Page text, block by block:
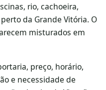
rio, cachoeira,
da Grande Vitória. O
misturados em
preço, horário,
e necessidade de